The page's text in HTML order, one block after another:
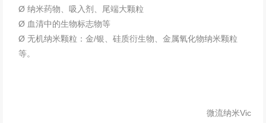
Ø 纳米药物、吸入剂、尾端大颗粒
Ø 血清中的生物标志物等
Ø 无机纳米颗粒：金/银、硅质衍生物、金属氧化物纳米颗粒
等。
微流纳米Vic